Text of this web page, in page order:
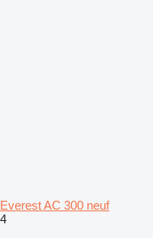
Everest AC 300 neuf
4